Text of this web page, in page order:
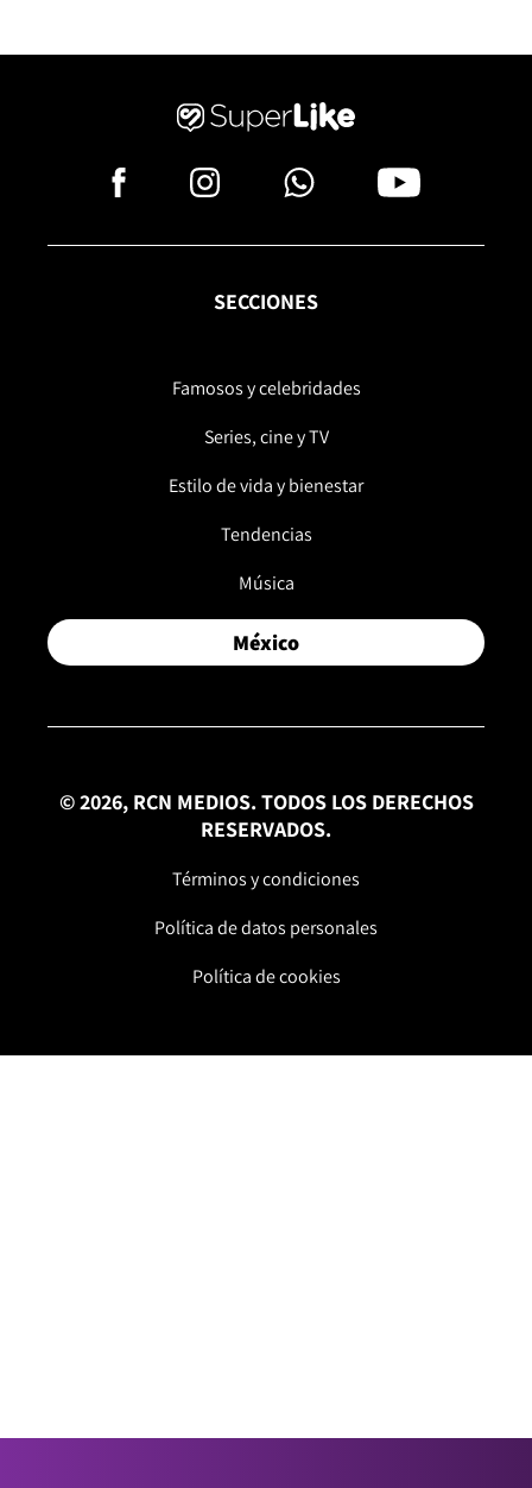
SECCIONES
Famosos y celebridades
Series, cine y TV
Estilo de vida y bienestar
Tendencias
Música
México
© 2026, RCN MEDIOS. TODOS LOS DERECHOS
RESERVADOS.
Términos y condiciones
Política de datos personales
Política de cookies